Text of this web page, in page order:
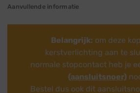
Aanvullende informatie
Belangrijk: om deze
kerstverlichting aan te
normale stopcontact heb je
(aansluitsnoer)
Bestel dus ook dit